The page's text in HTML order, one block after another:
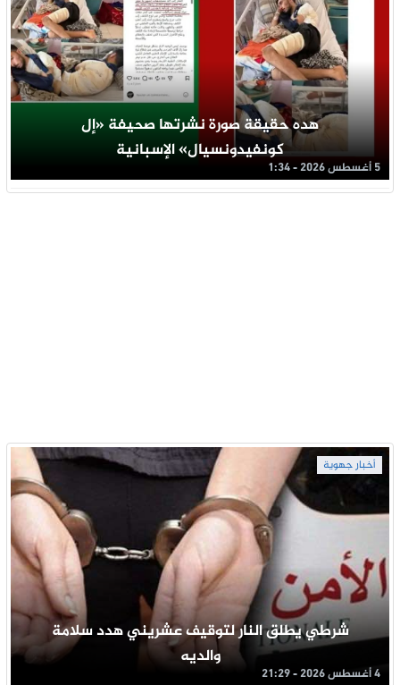
هده حقيقة صورة نشرتها صحيفة «إل
كونفيدونسيال» الإسبانية
5 أغسطس 2026 - 1:34
أخبار جهوية
شرطي يطلق النار لتوقيف عشريني هدد سلامة
والديه
4 أغسطس 2026 - 21:29